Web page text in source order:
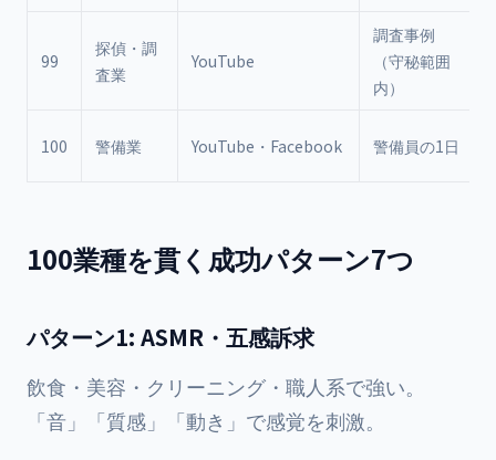
99
探偵・調
査業
YouTube
調査事例
（守秘範囲
内）
100 警備業 YouTube・Facebook 警備員の1日
100業種を貫く成功パターン7つ
パターン1: ASMR・五感訴求
飲食・美容・クリーニング・職人系で強い。
「音」「質感」「動き」で感覚を刺激。